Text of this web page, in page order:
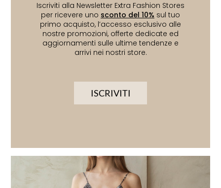
Iscriviti alla Newsletter Extra Fashion Stores
per ricevere uno sconto del 10% sul tuo
primo acquisto, l’accesso esclusivo alle
nostre promozioni, offerte dedicate ed
aggiornamenti sulle ultime tendenze e
arrivi nei nostri store.
ISCRIVITI